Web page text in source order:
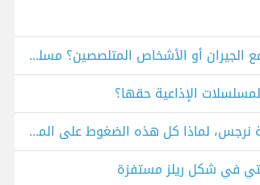
كيف تتصرف مع الجيران أو الأشخاص المتلصصين؟ مسلسل Adolescence
الإذاعية حقها؟
مسلسل حكاية نرجس، لماذا كل هذه الضغوط على المرأة إن لم تنجب؟
في شكل ريلز مستفزة